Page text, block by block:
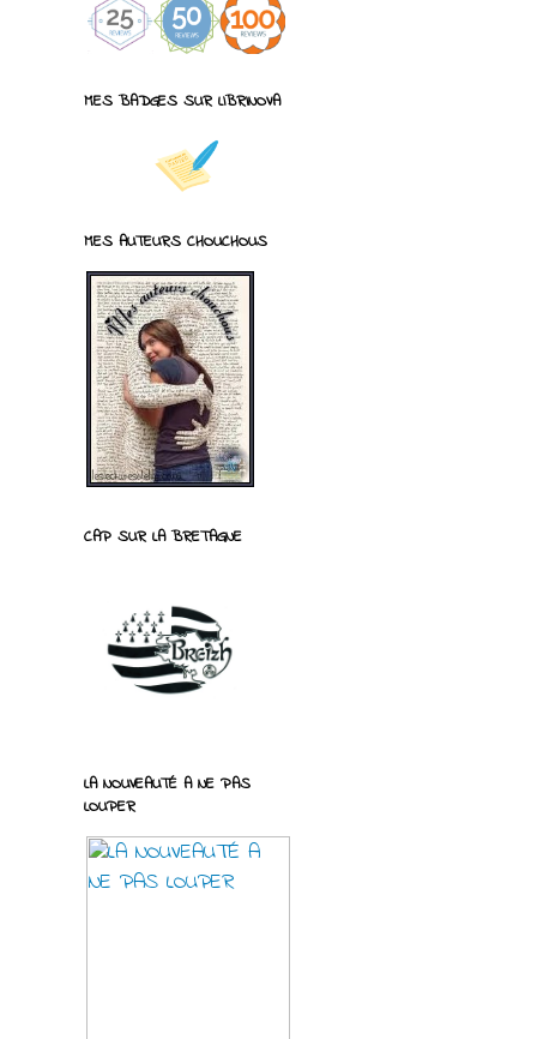
MES BADGES SUR LIBRINOVA
MES AUTEURS CHOUCHOUS
CAP SUR LA BRETAGNE
LA NOUVEAUTÉ A NE PAS
LOUPER